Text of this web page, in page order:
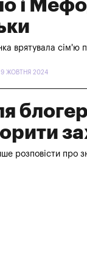
і
врятувала сім'ю
ЖОВТНЯ 2024
розповісти про